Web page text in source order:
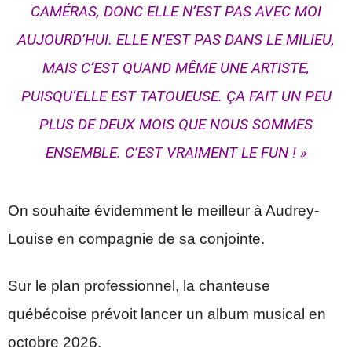
CAMÉRAS, DONC ELLE N’EST PAS AVEC MOI
AUJOURD’HUI. ELLE N’EST PAS DANS LE MILIEU,
MAIS C’EST QUAND MÊME UNE ARTISTE,
PUISQU’ELLE EST TATOUEUSE. ÇA FAIT UN PEU
PLUS DE DEUX MOIS QUE NOUS SOMMES
ENSEMBLE. C’EST VRAIMENT LE FUN ! »
On souhaite évidemment le meilleur à Audrey-
Louise en compagnie de sa conjointe.
Sur le plan professionnel, la chanteuse
québécoise prévoit lancer un album musical en
octobre 2026.